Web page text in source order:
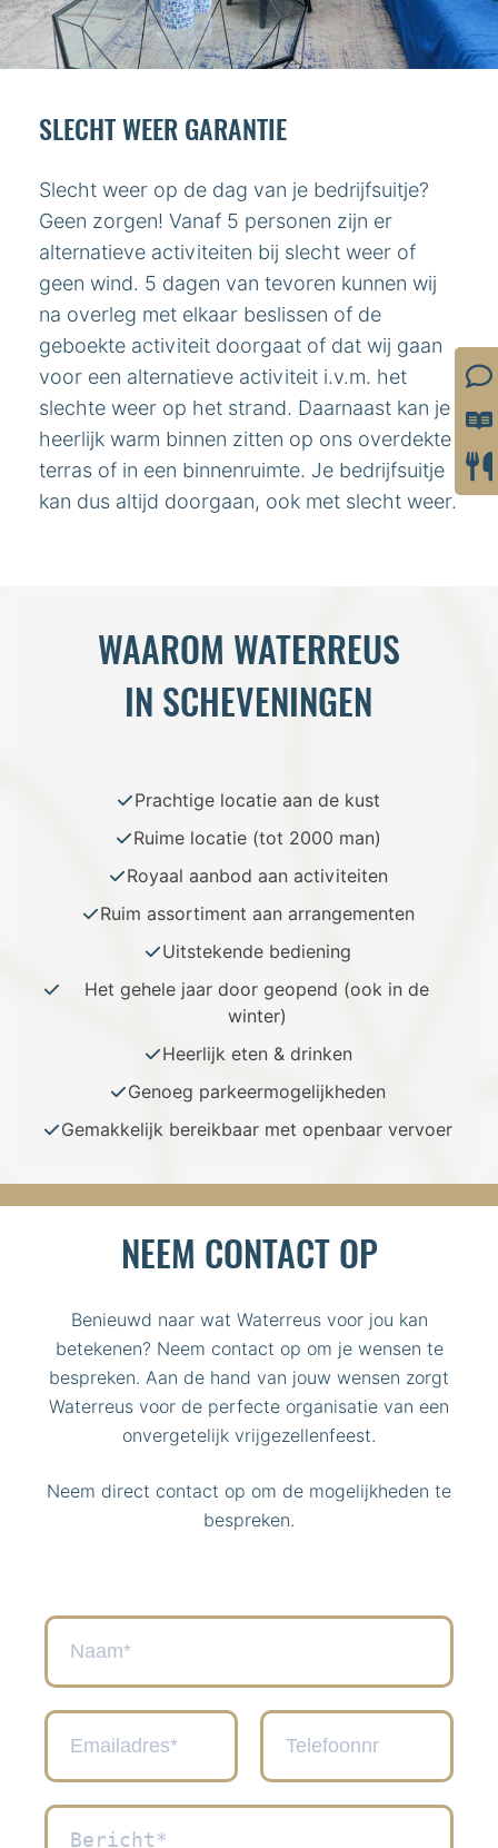
SLECHT WEER GARANTIE
Slecht weer op de dag van je bedrijfsuitje?
Geen zorgen! Vanaf 5 personen zijn er
alternatieve activiteiten bij slecht weer of
geen wind. 5 dagen van tevoren kunnen wij
na overleg met elkaar beslissen of de
geboekte activiteit doorgaat of dat wij gaan
voor een alternatieve activiteit i.v.m. het
slechte weer op het strand. Daarnaast kan je
heerlijk warm binnen zitten op ons overdekte
terras of in een binnenruimte. Je bedrijfsuitje
kan dus altijd doorgaan, ook met slecht weer.
WAAROM WATERREUS
IN SCHEVENINGEN
Prachtige locatie aan de kust
Ruime locatie (tot 2000 man)
Royaal aanbod aan activiteiten
Ruim assortiment aan arrangementen
Uitstekende bediening
Het gehele jaar door geopend (ook in de
winter)
Heerlijk eten & drinken
Genoeg parkeermogelijkheden
Gemakkelijk bereikbaar met openbaar vervoer
NEEM CONTACT OP
Benieuwd naar wat Waterreus voor jou kan
betekenen? Neem contact op om je wensen te
bespreken. Aan de hand van jouw wensen zorgt
Waterreus voor de perfecte organisatie van een
onvergetelijk vrijgezellenfeest.
Neem direct contact op om de mogelijkheden te
bespreken.